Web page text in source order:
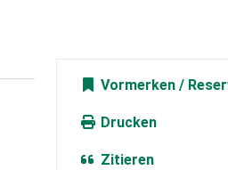
Vormerken
Drucken
Zitieren